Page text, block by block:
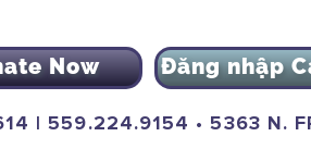
Now Đăng nhập
|559.224.9154 •5363 N.